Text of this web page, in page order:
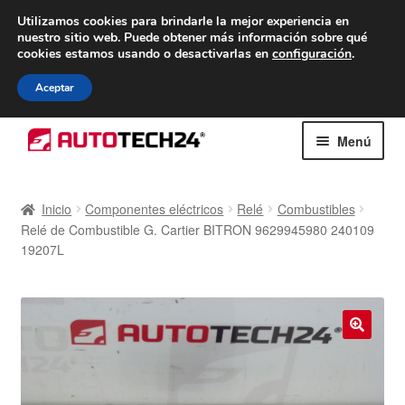
ENTREGA desde 7 EUR
De lunes a viernes de 9 a. m. a 4 p. m.
navegación
al
Menú
Caja registradora
Contacto
Inicio Componentes eléctricos Relé
Combustibles
Relé de Combustible G. Cartier BITRON 9629945980 240109
19207L
Utilizamos cookies para brindarle la mejor experiencia en
nuestro sitio web. Puede obtener más información sobre qué
cookies estamos usando o desactivarlas en configuración.
Aceptar